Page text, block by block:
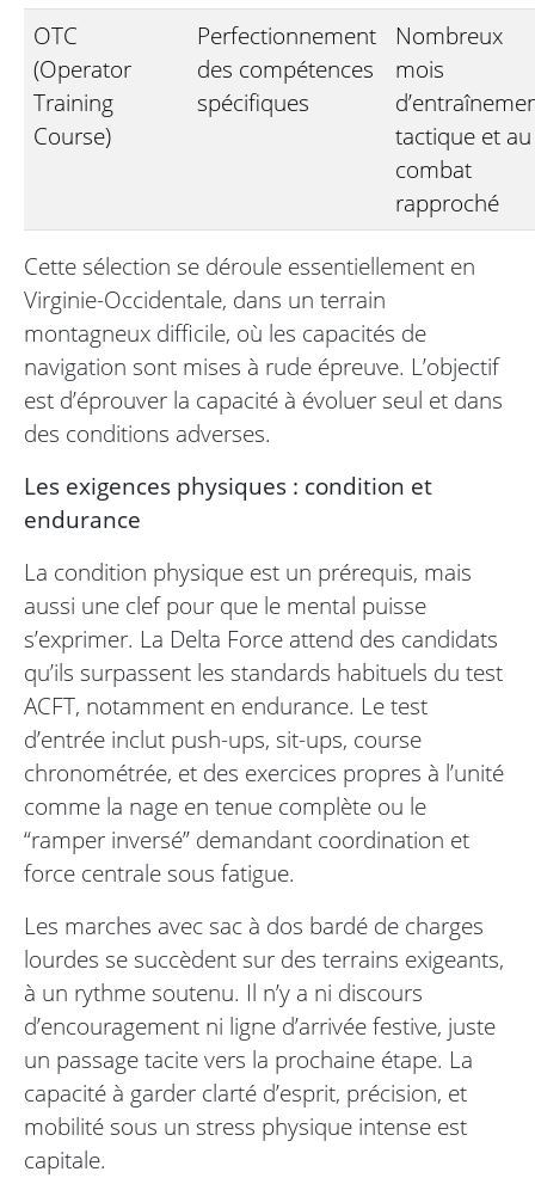
OTC
(Operator
Training
Course)
Perfectionnement
des compétences
spécifiques
Nombreux
mois
tactique et au
combat
rapproché
Cette sélection se déroule essentiellement en
Virginie-Occidentale, dans un terrain
montagneux difficile, où les capacités de
navigation sont mises à rude épreuve. L’objectif
est d’éprouver la capacité à évoluer seul et dans
des conditions adverses.
Les exigences physiques : condition et
endurance
La condition physique est un prérequis, mais
aussi une clef pour que le mental puisse
s’exprimer. La Delta Force attend des candidats
qu’ils surpassent les standards habituels du test
ACFT, notamment en endurance. Le test
d’entrée inclut push-ups, sit-ups, course
chronométrée, et des exercices propres à l’unité
comme la nage en tenue complète ou le
“ramper inversé” demandant coordination et
force centrale sous fatigue.
Les marches avec sac à dos bardé de charges
lourdes se succèdent sur des terrains exigeants,
à un rythme soutenu. Il n’y a ni discours
d’encouragement ni ligne d’arrivée festive, juste
un passage tacite vers la prochaine étape. La
capacité à garder clarté d’esprit, précision, et
mobilité sous un stress physique intense est
capitale.